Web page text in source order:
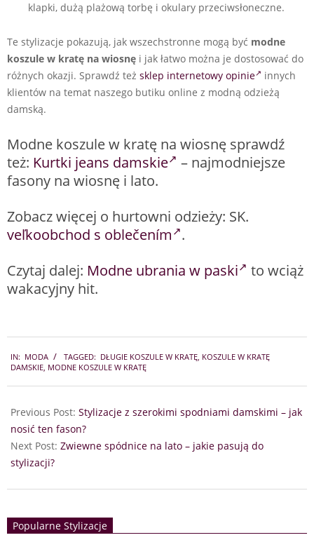
klapki, dużą plażową torbę i okulary przeciwsłoneczne.
Te stylizacje pokazują, jak wszechstronne mogą być modne
koszule w kratę na wiosnę i jak łatwo można je dostosować do
różnych okazji. Sprawdź też sklep internetowy opinie
innych
klientów na temat naszego butiku online z modną odzieżą
damską.
Modne koszule w kratę na wiosnę sprawdź
też: Kurtki jeans damskie
– najmodniejsze
fasony na wiosnę i lato.
Zobacz więcej o hurtowni odzieży: SK.
veľkoobchod s oblečením .
Czytaj dalej: Modne ubrania w paski
to wciąż
wakacyjny hit.
05-
IN: MODA TAGGED: DŁUGIE KOSZULE W KRATĘ KOSZULE W KRATĘ
DAMSKIE MODNE KOSZULE W KRATĘ
Previous Post: Stylizacje z szerokimi spodniami damskimi – jak
nosić ten fason?
Next Post: Zwiewne spódnice na lato – jakie pasują do
stylizacji?
Popularne Stylizacje